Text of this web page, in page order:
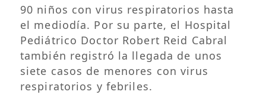
90 niños con virus respiratorios hasta
el mediodía. Por su parte, el Hospital
Pediátrico Doctor Robert Reid Cabral
también registró la llegada de unos
siete casos de menores con virus
respiratorios y febriles.